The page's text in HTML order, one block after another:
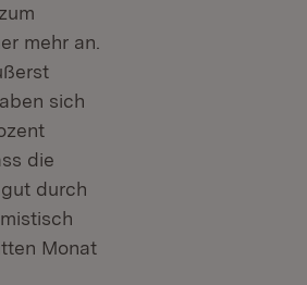
mehr an.
sich
die
durch
Monat